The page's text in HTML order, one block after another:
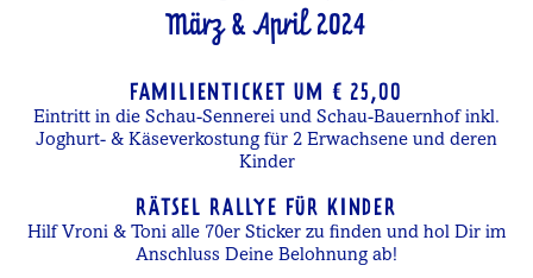
März & April 2024
FAMILIENTICKET UM € 25,00
Eintritt in die Schau-Sennerei und Schau-Bauernhof inkl.
Joghurt- & Käseverkostung für 2 Erwachsene und deren
Kinder
RÄTSEL RALLYE FÜR KINDER
Hilf Vroni & Toni alle 70er Sticker zu finden und hol Dir im
Anschluss Deine Belohnung ab!